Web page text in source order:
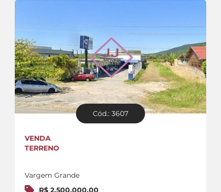
Cód.: 3607
VENDA
TERRENO
Vargem Grande
R$ 2.500.000,00